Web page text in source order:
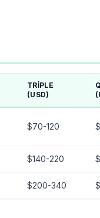
TRIPLE
(USD)
$70-120
$140-220
$200-340